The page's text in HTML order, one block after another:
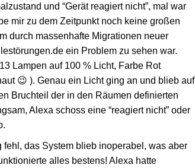
und “Gerät reagiert nicht”, mal war
mir zu dem Zeitpunkt noch keine großen
durch massenhafte Migrationen neuer
ein Problem zu sehen war.
Lampen auf 100 % Licht, Farbe Rot
😉 ). Genau ein Licht ging an und blieb auf
Bruchteil der in den Räumen definierten
Alexa schoss eine “reagiert nicht” oder
das System blieb inoperabel, was aber
alles bestens! Alexa hatte